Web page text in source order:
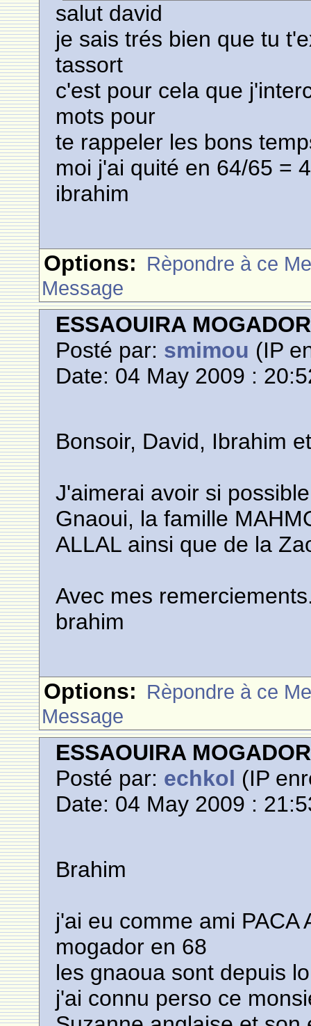
salut david
je sais trés bien que tu
tassort
c'est pour cela que
mots pour
te rappeler les bons
moi j'ai quité en 64/65 =
ibrahim
Options: Rèpondre à ce
Message
ESSAOUIRA MOGADOR
Posté par: smimou (IP
Date: 04 May 2009 :
Bonsoir, David, Ibrahim
J'aimerai avoir si
Gnaoui, la famille
ALLAL ainsi que de la
Avec mes
brahim
Options: Rèpondre à ce
Message
ESSAOUIRA MOGADOR
Posté par: echkol (IP
Date: 04 May 2009 :
Brahim
j'ai eu comme ami
mogador en 68
les gnaoua sont depuis
j'ai connu perso ce